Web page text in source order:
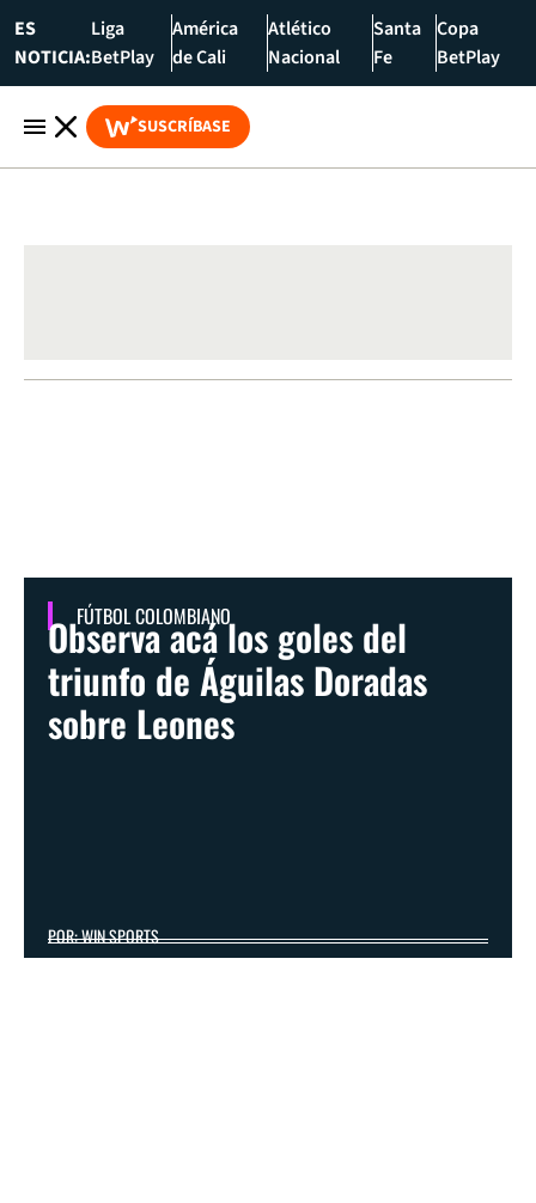
ES
NOTICIA:
Liga
BetPlay
América
de Cali
Atlético
Nacional
Santa
Fe
Copa
BetPlay
SUSCRÍBASE
FÚTBOL COLOMBIANO
Observa acá los goles del
triunfo de Águilas Doradas
sobre Leones
POR: WIN SPORTS